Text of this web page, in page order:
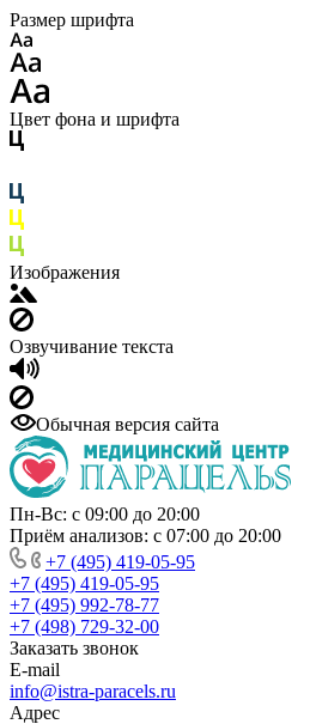
Размер шрифта
Цвет фона и шрифта
Изображения
Озвучивание текста
Обычная версия сайта
Пн-Вс: с 09:00 до 20:00
Приём анализов: с 07:00 до 20:00
+7 (495) 419-05-95
+7 (495) 419-05-95
+7 (495) 992-78-77
+7 (498) 729-32-00
Заказать звонок
E-mail
info@istra-paracels.ru
Адрес